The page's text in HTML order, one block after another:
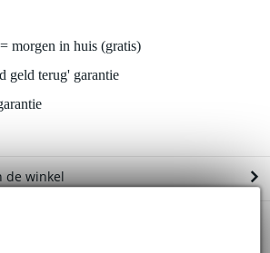
morgen in huis (gratis)
geld terug' garantie
de winkel
jaar extra Bax Music garantie en meer